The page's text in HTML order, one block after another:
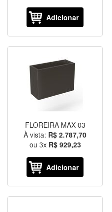
Adicionar
FLOREIRA MAX 03
À vista: R$ 2.787,70
ou 3x R$ 929,23
Adicionar